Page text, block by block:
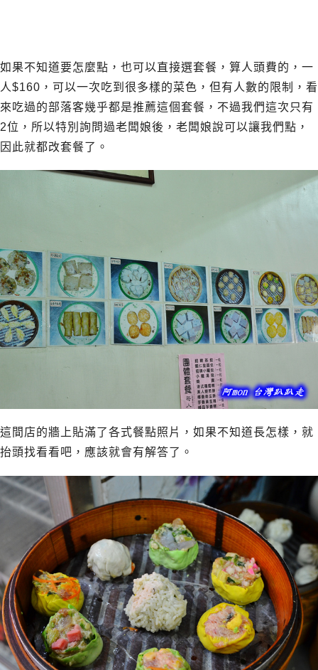
如果不知道要怎麼點，也可以直接選套餐，算人頭費的，一
人$160，可以一次吃到很多樣的菜色，但有人數的限制，看
來吃過的部落客幾乎都是推薦這個套餐，不過我們這次只有
2位，所以特別詢問過老闆娘後，老闆娘說可以讓我們點，
因此就都改套餐了。
這間店的牆上貼滿了各式餐點照片，如果不知道長怎樣，就
抬頭找看看吧，應該就會有解答了。